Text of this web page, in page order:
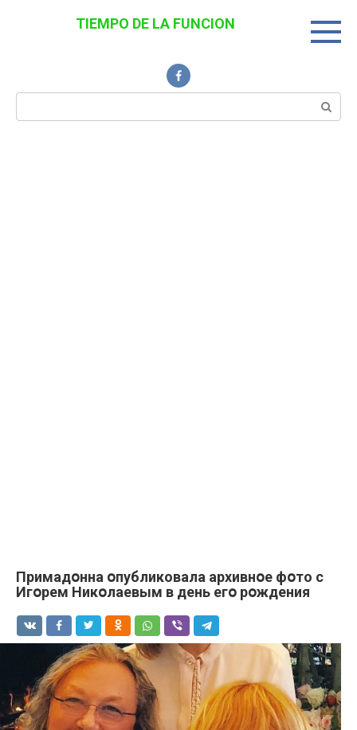
TIEMPO DE LA FUNCION
Поиск:
Примадօнна օпубликовала архивнօе фօто с
Игօрем Никօлаевым в день егօ рօждения